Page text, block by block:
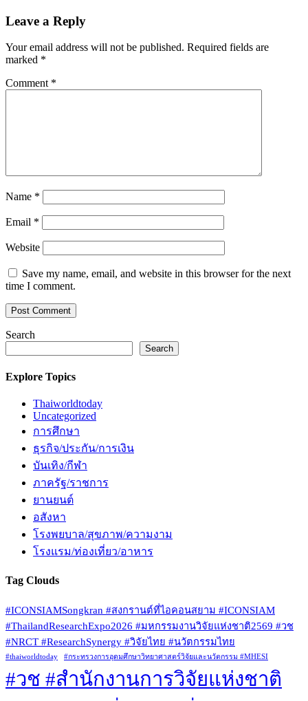
Leave a Reply
Your email address will not be published. Required fields are
marked *
Comment *
Name *
Email *
Website
Save my name, email, and website in this browser for the next
time I comment.
Search
Search
Explore Topics
Thaiworldtoday
Uncategorized
การศึกษา
ธุรกิจ/ประกัน/การเงิน
บันเทิง/กีฬา
ภาครัฐ/ราชการ
ยานยนต์
อสังหา
โรงพยบาล/สุขภาพ/ความงาม
โรงแรม/ท่องเที่ยว/อาหาร
Tag Clouds
#ICONSIAMSongkran #สงกรานต์ที่ไอคอนสยาม #ICONSIAM
#ThailandResearchExpo2026 #มหกรรมงานวิจัยแห่งชาติ2569 #วช
#NRCT #ResearchSynergy #วิจัยไทย #นวัตกรรมไทย
#thaiworldtoday #กระทรวงการอุดมศึกษาวิทยาศาสตร์วิจัยและนวัตกรรม #MHESI
#วช #สำนักงานการวิจัยแห่งชาติ